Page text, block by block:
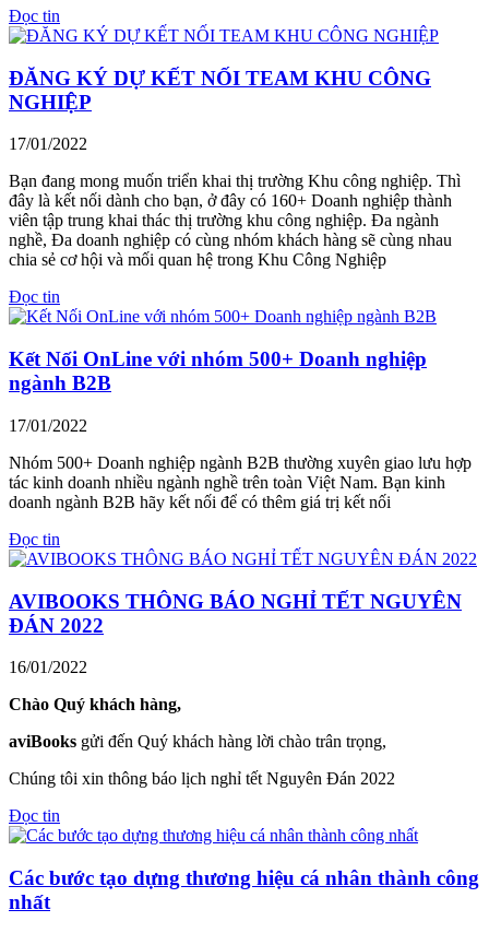
Đọc tin
ĐĂNG KÝ DỰ KẾT NỐI TEAM KHU CÔNG
NGHIỆP
17/01/2022
Bạn đang mong muốn triển khai thị trường Khu công nghiệp. Thì
đây là kết nối dành cho bạn, ở đây có 160+ Doanh nghiệp thành
viên tập trung khai thác thị trường khu công nghiệp. Đa ngành
nghề, Đa doanh nghiệp có cùng nhóm khách hàng sẽ cùng nhau
chia sẻ cơ hội và mối quan hệ trong Khu Công Nghiệp
Đọc tin
Kết Nối OnLine với nhóm 500+ Doanh nghiệp
ngành B2B
17/01/2022
Nhóm 500+ Doanh nghiệp ngành B2B thường xuyên giao lưu hợp
tác kinh doanh nhiều ngành nghề trên toàn Việt Nam. Bạn kinh
doanh ngành B2B hãy kết nối để có thêm giá trị kết nối
Đọc tin
AVIBOOKS THÔNG BÁO NGHỈ TẾT NGUYÊN
ĐÁN 2022
16/01/2022
Chào Quý khách hàng,
aviBooks gửi đến Quý khách hàng lời chào trân trọng,
Chúng tôi xin thông báo lịch nghỉ tết Nguyên Đán 2022
Đọc tin
Các bước tạo dựng thương hiệu cá nhân thành công
nhất